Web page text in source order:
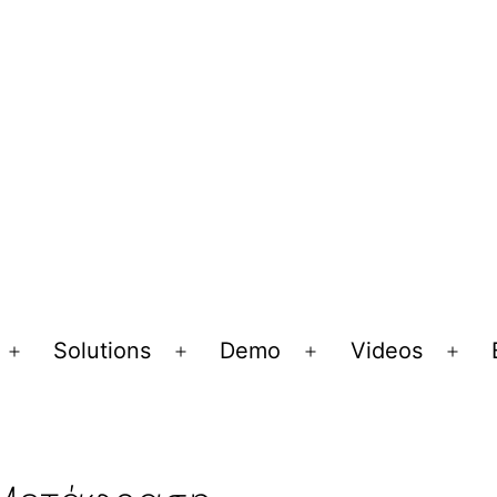
Open
Solutions
Open
Demo
Open
Videos